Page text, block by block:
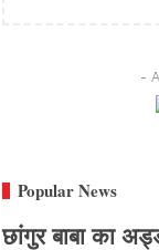
-
Popular News
छांगुर बाबा का